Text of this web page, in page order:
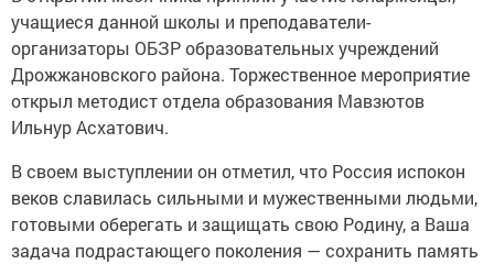
учащиеся данной школы и преподаватели-
организаторы ОБЗР образовательных учреждений
Дрожжановского района. Торжественное мероприятие
открыл методист отдела образования Мавзютов
Ильнур Асхатович.
В своем выступлении он отметил, что Россия испокон
веков славилась сильными и мужественными людьми,
готовыми оберегать и защищать свою Родину, а Ваша
задача подрастающего поколения — сохранить память